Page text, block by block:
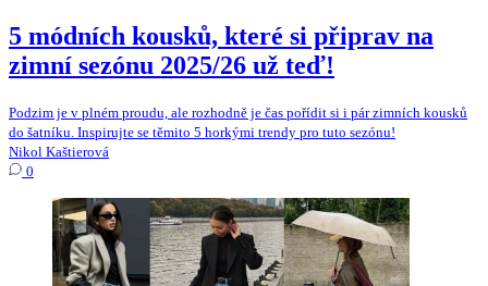
5 módních kousků, které si připrav na
zimní sezónu 2025/26 už teď!
Podzim je v plném proudu, ale rozhodně je čas pořídit si i pár zimních kousků
do šatníku. Inspirujte se těmito 5 horkými trendy pro tuto sezónu!
Nikol Kaštierová
0